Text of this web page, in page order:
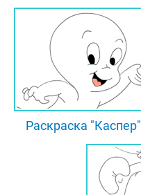
Раскраска "Каспер"